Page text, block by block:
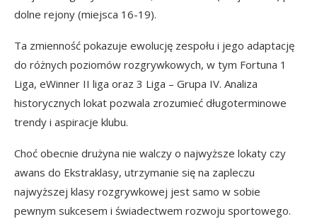
dolne rejony (miejsca 16-19).
Ta zmienność pokazuje ewolucję zespołu i jego adaptację
do różnych poziomów rozgrywkowych, w tym Fortuna 1
Liga, eWinner II liga oraz 3 Liga – Grupa IV. Analiza
historycznych lokat pozwala zrozumieć długoterminowe
trendy i aspiracje klubu.
Choć obecnie drużyna nie walczy o najwyższe lokaty czy
awans do Ekstraklasy, utrzymanie się na zapleczu
najwyższej klasy rozgrywkowej jest samo w sobie
pewnym sukcesem i świadectwem rozwoju sportowego.